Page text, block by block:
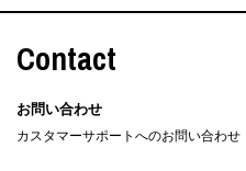
Contact
お問い合わせ
カスタマーサポートへのお問い合わせ